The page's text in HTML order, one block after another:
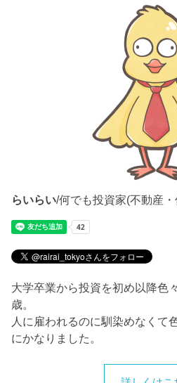
らいらい/何でも投資家(不動産
大学卒業から投資を初め以降色
歳。
人に雇われるのに馴染めなくて
にかなりました。